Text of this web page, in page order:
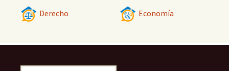
Derecho Economía